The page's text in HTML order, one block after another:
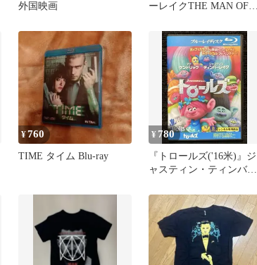
外国映画
ーレイクTHE MAN OF
¥760
TIME タイム Blu-ray
¥ 780
『トロールズ('16米)』ジ
ャスティン・ティンバー